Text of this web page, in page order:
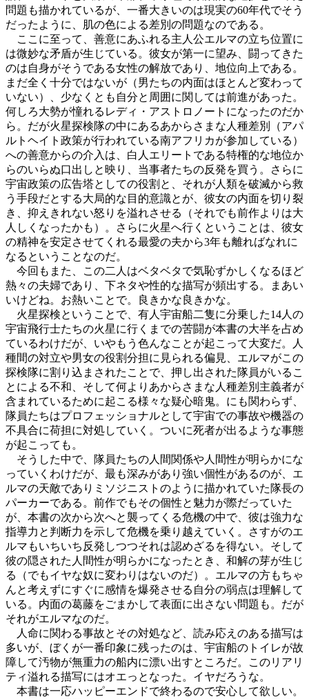
問題も描かれているが、一番大きいのは現実の60年代でそう
だったように、肌の色による差別の問題なのである。
ここに至って、善意にあふれる主人公エルマの立ち位置に
は微妙な矛盾が生じている。彼女が第一に望み、闘ってきた
のは自身がそうである女性の解放であり、地位向上である。
まだ全く十分ではないが（男たちの内面はほとんど変わって
いない）、少なくとも自分と周囲に関しては前進があった。
何しろ大勢が憧れるレディ・アストロノートになったのだか
ら。だが火星探検隊の中にあるあからさまな人種差別（アパ
ルトヘイト政策が行われている南アフリカが参加している）
への善意からの介入は、白人エリートである特権的な地位か
らのいらぬ口出しと映り、当事者たちの反発を買う。さらに
宇宙政策の広告塔としての役割と、それが人類を破滅から救
う手段だとする大局的な目的意識とが、彼女の内面を切り裂
き、抑えきれない怒りを溢れさせる（それでも前作よりは大
人しくなったかも）。さらに火星へ行くということは、彼女
の精神を安定させてくれる最愛の夫から3年も離ればなれに
なるということなのだ。
今回もまた、この二人はベタベタで気恥ずかしくなるほど
熱々の夫婦であり、下ネタや性的な描写が頻出する。まあい
いけどね。お熱いことで。良きかな良きかな。
火星探検ということで、有人宇宙船二隻に分乗した14人の
宇宙飛行士たちの火星に行くまでの苦闘が本書の大半を占め
ているわけだが、いやもう色んなことが起こって大変だ。人
種間の対立や男女の役割分担に見られる偏見、エルマがこの
探検隊に割り込まされたことで、押し出された隊員がいるこ
とによる不和、そして何よりあからさまな人種差別主義者が
含まれているために起こる様々な疑心暗鬼。にも関わらず、
隊員たちはプロフェッショナルとして宇宙での事故や機器の
不具合に荷担に対処していく。ついに死者が出るような事態
が起こっても。
そうした中で、隊員たちの人間関係や人間性が明らかにな
っていくわけだが、最も深みがあり強い個性があるのが、エ
ルマの天敵でありミソジニストのように描かれていた隊長の
パーカーである。前作でもその個性と魅力が際だっていた
が、本書の次から次へと襲ってくる危機の中で、彼は強力な
指導力と判断力を示して危機を乗り越えていく。さすがのエ
ルマもいちいち反発しつつそれは認めざるを得ない。そして
彼の隠された人間性が明らかになったとき、和解の芽が生じ
る（でもイヤな奴に変わりはないのだ）。エルマの方もちゃ
んと考えずにすぐに感情を爆発させる自分の弱点は理解して
いる。内面の葛藤をごまかして表面に出さない問題も。だが
それがエルマなのだ。
人命に関わる事故とその対処など、読み応えのある描写は
多いが、ぼくが一番印象に残ったのは、宇宙船のトイレが故
障して汚物が無重力の船内に漂い出すところだ。このリアリ
ティ溢れる描写にはオエっとなった。イヤだろうな。
本書は一応ハッピーエンドで終わるので安心して欲しい。